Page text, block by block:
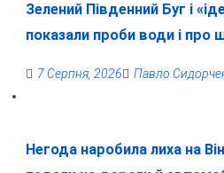
Зелений Південний Буг і
показали проби води і про
7 Серпня, 2026 Павло
Негода наробила лиха на